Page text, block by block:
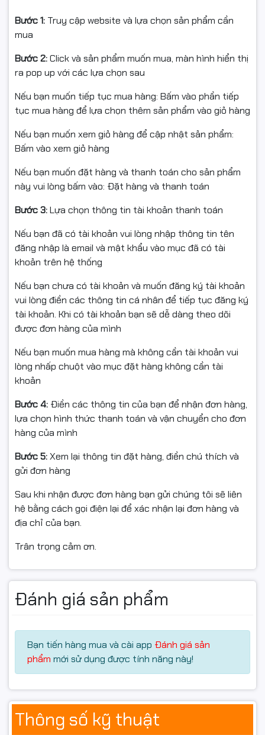
bộ nhớ.
hình PC gaming phổ thông đến cao cấp hiện nay.
Hỗ trợ AMD EXPO tối ưu ép
xung dễ dàng
Kingston Fury Beast Black EXPO hỗ trợ công nghệ AMD
EXPO, cho phép người dùng dễ dàng kích hoạt cấu hình
ép xung tối ưu chỉ với vài thao tác trong BIOS. Điều này
giúp hệ thống đạt hiệu năng cao hơn mà vẫn đảm bảo
tính ổn định và độ tương thích tốt với nền tảng AMD
Ryzen thế hệ mới.
Thiết kế tản nhiệt tối giản,
bền bỉ
hiện đại và tối giản, phù hợp với nhiều phong cách build
động ổn định ở mức xung cao trong thời gian dài, đồng
thời tăng độ bền cho linh kiện.
DDR5 6000MHz (KF560C36BBE2-16WP)
Độ trễ CL40 ổn định, tiết
kiệm điện năng
RAM hoạt động với độ trễ CL40 và điện áp chỉ 1.25V,
mang lại sự cân bằng giữa hiệu suất và khả năng tiết
Bước 1: Truy cập website và lựa chọn sản phẩm cần
mua
Bước 2:Click và sản phẩm muốn mua, màn hình hiển thị
ra pop up với các lựa chọn sau
Nếu bạn muốn tiếp tục mua hàng: Bấm vào phần tiếp
tục mua hàng để lựa chọn thêm sản phẩm vào giỏ hàng
Nếu bạn muốn xem giỏ hàng để cập nhật sản phẩm:
Bấm vào xem giỏ hàng
Nếu bạn muốn đặt hàng và thanh toán cho sản phẩm
này vui lòng bấm vào: Đặt hàng và thanh toán
Bước 3:Lựa chọn thông tin tài khoản thanh toán
Nếu bạn đã có tài khoản vui lòng nhập thông tin tên
đăng nhập là email và mật khẩu vào mục đã có tài
khoản trên hệ thống
Nếu bạn chưa có tài khoản và muốn đăng ký tài khoản
vui lòng điền các thông tin cá nhân để tiếp tục đăng ký
tài khoản. Khi có tài khoản bạn sẽ dễ dàng theo dõi
được đơn hàng của mình
Nếu bạn muốn mua hàng mà không cần tài khoản vui
lòng nhấp chuột vào mục đặt hàng không cần tài
khoản
Bước 4: Điền các thông tin của bạn để nhận đơn hàng,
lựa chọn hình thức thanh toán và vận chuyển cho đơn
hàng của mình
Bước 5:Xem lại thông tin đặt hàng, điền chú thích và
gửi đơn hàng
Sau khi nhận được đơn hàng bạn gửi chúng tôi sẽ liên
hệ bằng cách gọi điện lại để xác nhận lại đơn hàng và
địa chỉ của bạn.
Trân trọng cảm ơn.
Đánh giá sản phẩm
Bạn tiến hàng mua và cài app Đánh giá sản
phẩm mới sử dụng được tính năng này!
Thông số kỹ thuật